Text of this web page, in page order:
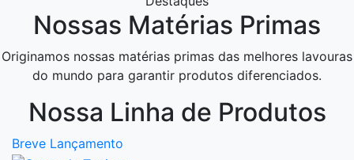
Nossas Matérias Primas
Originamos nossas matérias primas das melhores lavouras
do mundo para garantir produtos diferenciados.
Nossa Linha de Produtos
Breve Lançamento